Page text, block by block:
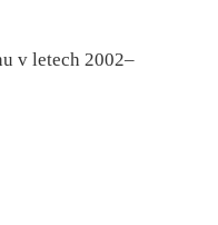
v letech 2002–